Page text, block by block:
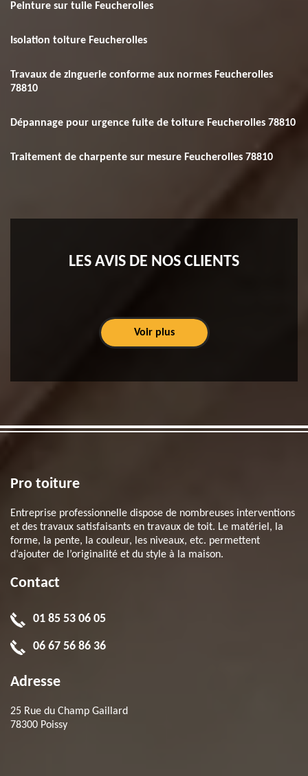
Peinture sur tuile Feucherolles
Isolation toiture Feucherolles
Travaux de zinguerie conforme aux normes Feucherolles
78810
Dépannage pour urgence fuite de toiture Feucherolles 78810
Traitement de charpente sur mesure Feucherolles 78810
LES AVIS DE NOS CLIENTS
Voir plus
Pro toiture
Entreprise professionnelle dispose de nombreuses interventions
et des travaux satisfaisants en travaux de toit. Le matériel, la
forme, la pente, la couleur, les niveaux, etc. permettent
d’ajouter de l’originalité et du style à la maison.
Contact
01 85 53 06 05
06 67 56 86 36
Adresse
25 Rue du Champ Gaillard
78300 Poissy